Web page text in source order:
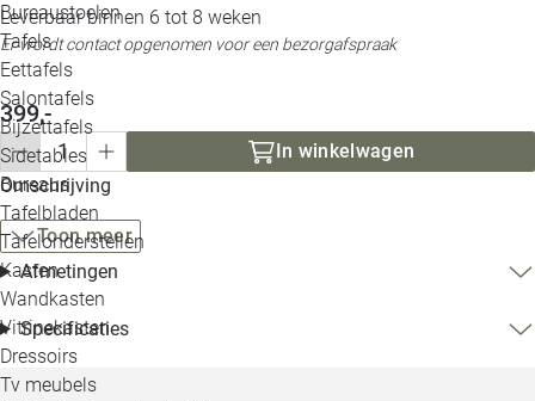
Bureaustoelen
Tafels
Eettafels
Salontafels
Bijzettafels
Sidetables
Bureaus
Tafelbladen
Tafelonderstellen
Kasten
Wandkasten
Vitrinekasten
Dressoirs
Tv meubels
Leverbaar binnen 6 tot 8 weken
Er wordt contact opgenomen voor een bezorgafspraak
399,-
In winkelwagen
Omschrijving
Toon meer
Afmetingen
Specificaties